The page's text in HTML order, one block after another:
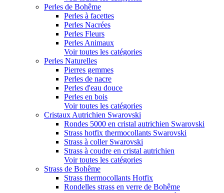
Perles de Bohême
Perles à facettes
Perles Nacrées
Perles Fleurs
Perles Animaux
Voir toutes les catégories
Perles Naturelles
Pierres gemmes
Perles de nacre
Perles d'eau douce
Perles en bois
Voir toutes les catégories
Cristaux Autrichien Swarovski
Rondes 5000 en cristal autrichien Swarovski
Strass hotfix thermocollants Swarovski
Strass à coller Swarovski
Strass à coudre en cristal autrichien
Voir toutes les catégories
Strass de Bohême
Strass thermocollants Hotfix
Rondelles strass en verre de Bohême